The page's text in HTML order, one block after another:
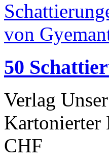
50
Verlag
Kartonierter
CHF